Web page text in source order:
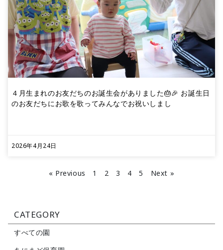
４月生まれのお友だちのお誕生会がありました🎂🎉 お誕生日
のお友だちにお歌を歌ってみんなでお祝いしまし
2026年4月24日
« Previous 1 2 3 4 5 Next »
CATEGORY
すべての園